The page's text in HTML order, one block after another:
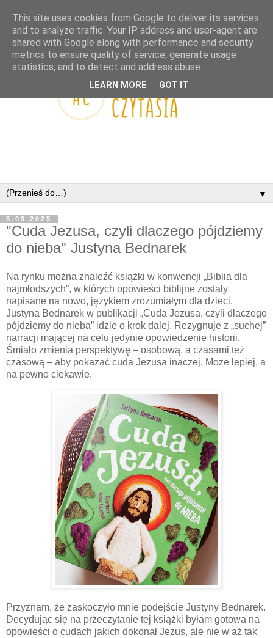
▼
5.09.2025
"Cuda Jezusa, czyli dlaczego pójdziemy
do nieba" Justyna Bednarek
Na rynku można znaleźć książki w konwencji „Biblia dla
najmłodszych”, w których opowieści biblijne zostały
napisane na nowo, językiem zrozumiałym dla dzieci.
Justyna Bednarek w publikacji „Cuda Jezusa, czyli dlaczego
pójdziemy do nieba” idzie o krok dalej. Rezygnuje z „suchej”
narracji mającej na celu jedynie opowiedzenie historii.
Śmiało zmienia perspektywę – osobową, a czasami też
czasową – aby pokazać cuda Jezusa inaczej. Może lepiej, a
na pewno ciekawie.
Przyznam, że zaskoczyło mnie podejście Justyny Bednarek.
Decydując się na przeczytanie tej książki byłam gotowa na
opowieści o cudach jakich dokonał Jezus, ale nie w aż tak
This site uses cookies from Google to deliver its services
and to analyze traffic. Your IP address and user-agent are
shared with Google along with performance and security
metrics to ensure quality of service, generate usage
statistics, and to detect and address abuse.
LEARN MORE GOT IT